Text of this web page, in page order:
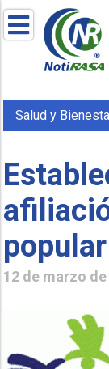
Salud y
12 de marzo